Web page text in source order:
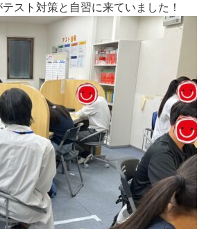
スト対策と自習に来ていました！